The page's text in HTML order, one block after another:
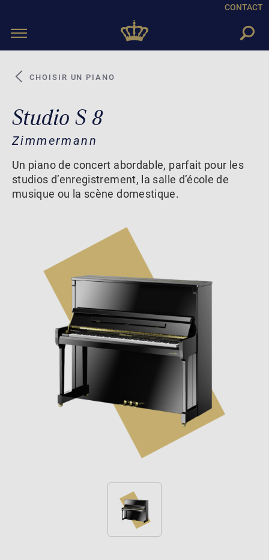
CONTACT
Toggle
CHOISIR UN PIANO
Studio S 8
Zimmermann
Un piano de concert abordable, parfait pour les
studios d’enregistrement, la salle d’école de
musique ou la scène domestique.